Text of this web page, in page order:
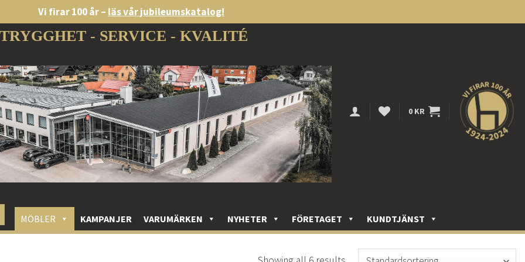
Vi firar 100 år – läs vår jubileumskatalog!
TRYGGHET - SERVICE - KVALITÉ
0 KR
MÖBLER KAMPANJER VARUMÄRKEN NYHETER FÖRETAGET KUNDTJÄNST